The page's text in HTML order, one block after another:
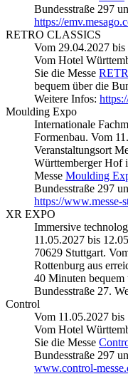
Bundesstraße 297
https://
RETRO CLASSICS
Vom 29.04.2027 bis
Vom Hotel
Sie die Messe
bequem über die
Weitere Infos:
Moulding Expo
Internationale
Formenbau. Vom
Veranstaltungsort
Württemberger Hof
Messe Moulding
Bundesstraße 297
https://www.messe-
XR EXPO
Immersive
11.05.2027 bis
70629 Stuttgart.
Rottenburg aus
40 Minuten bequem
Bundesstraße 27.
Control
Vom 11.05.2027 bis
Vom Hotel
Sie die Messe
Bundesstraße 297
www.control-